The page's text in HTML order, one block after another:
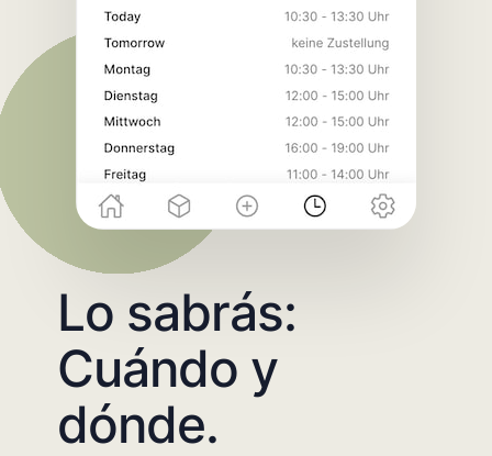
Lo sabrás:
Cuándo y
dónde.